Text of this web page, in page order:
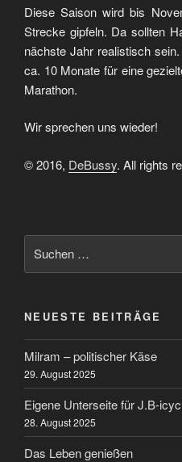
Diese Saison wird bis
Strecke gipfeln. Da sollten
nächste Jahr realistisch
ca. 10 Monate für eine
Marathon.
Wir sprechen uns wieder!
© 2016, DeBussy. All rights
nach:
NEUESTE BEITRÄGE
Milram – politischer Käse
29. August 2025
Eigene Unterseite für J.B-
28. August 2025
Das Leben genießen